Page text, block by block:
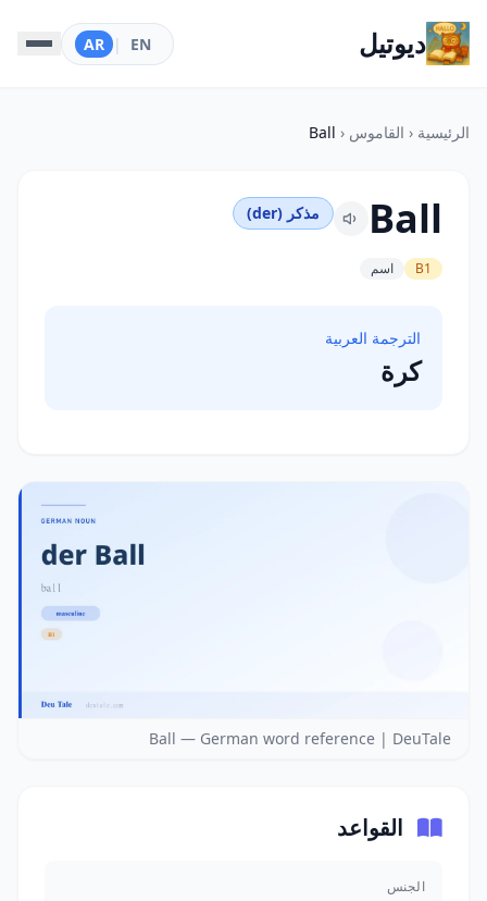
ديوتيل EN
|
AR
الرئيسية ‹ القاموس ‹
Ball
Ball مذكر (der)
B1 اسم
الترجمة العربية
كرة
Ball — German word reference | DeuTale
القواعد
الجنس